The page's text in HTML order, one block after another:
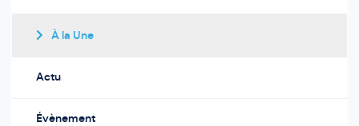
À la Une
Actu
Évènement